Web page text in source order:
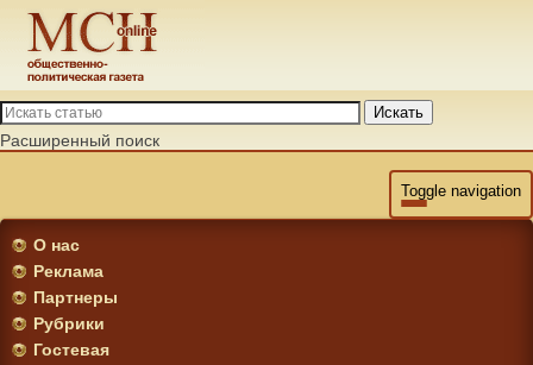
Искать
Расширенный поиск
Toggle navigation
О нас
Реклама
Партнеры
Рубрики
Гостевая